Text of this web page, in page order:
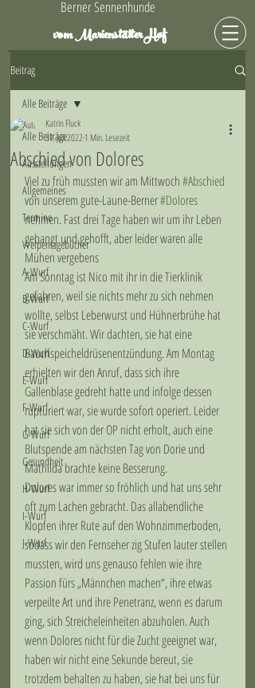
Berner Sennenhunde
vom MarienstätterHof
Beitrag
Alle Beiträge
Ausstellungen
Allgemeines
Termine
Welpentagebücher
A-Wurf
B-Wurf
C-Wurf
D-Wurf
E-Wurf
F-Wurf
G-Wurf
Gesundheit
H-Wurf
I-Wurf
J-Wurf
Alle Beiträge
Abschied von Dolores
Katrin Fluck
31. Juli 2022 1 Min. Lesezeit
Viel zu früh mussten wir am Mittwoch #Abschied
von unserem gute-Laune-Berner #Dolores
nehmen. Fast drei Tage haben wir um ihr Leben
gebangt und gehofft, aber leider waren alle
Mühen vergebens
Am Sonntag ist Nico mit ihr in die Tierklinik
gefahren, weil sie nichts mehr zu sich nehmen
wollte, selbst Leberwurst und Hühnerbrühe hat
sie verschmäht. Wir dachten, sie hat eine
Bauchspeicheldrüsenentzündung. Am Montag
erhielten wir den Anruf, dass sich ihre
Gallenblase gedreht hatte und infolge dessen
rupturiert war, sie wurde sofort operiert. Leider
hat sie sich von der OP nicht erholt, auch eine
Blutspende am nächsten Tag von Dorie und
Mathilda brachte keine Besserung.
Dolores war immer so fröhlich und hat uns sehr
oft zum Lachen gebracht. Das allabendliche
Klopfen ihrer Rute auf den Wohnzimmerboden,
sodass wir den Fernseher zig Stufen lauter stellen
mussten, wird uns genauso fehlen wie ihre
Passion fürs „Männchen machen“, ihre etwas
verpeilte Art und ihre Penetranz, wenn es darum
ging, sich Streicheleinheiten abzuholen. Auch
wenn Dolores nicht für die Zucht geeignet war,
haben wir nicht eine Sekunde bereut, sie
trotzdem behalten zu haben, sie hat bei uns für